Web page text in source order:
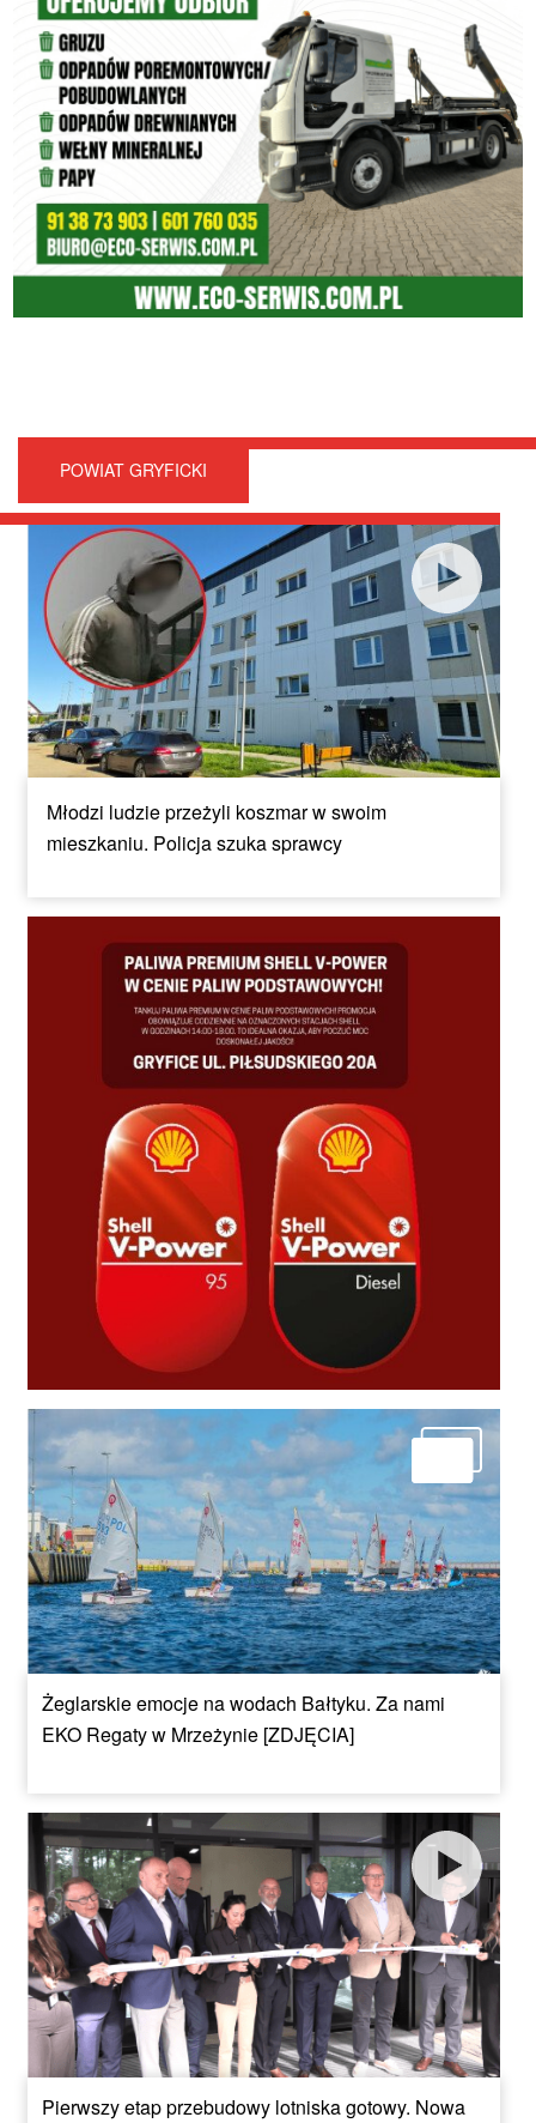
POWIAT GRYFICKI
Młodzi ludzie przeżyli koszmar w swoim
mieszkaniu. Policja szuka sprawcy
Żeglarskie emocje na wodach Bałtyku. Za nami
EKO Regaty w Mrzeżynie [ZDJĘCIA]
Pierwszy etap przebudowy lotniska gotowy. Nowa